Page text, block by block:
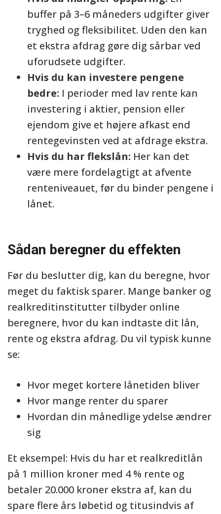
buffer på 3–6 måneders udgifter giver
tryghed og fleksibilitet. Uden den kan
et ekstra afdrag gøre dig sårbar ved
uforudsete udgifter.
Hvis du kan investere pengene
bedre: I perioder med lav rente kan
investering i aktier, pension eller
ejendom give et højere afkast end
rentegevinsten ved at afdrage ekstra.
Hvis du har flekslån: Her kan det
være mere fordelagtigt at afvente
renteniveauet, før du binder pengene i
lånet.
Sådan beregner du effekten
Før du beslutter dig, kan du beregne, hvor
meget du faktisk sparer. Mange banker og
realkreditinstitutter tilbyder online
beregnere, hvor du kan indtaste dit lån,
rente og ekstra afdrag. Du vil typisk kunne
se:
Hvor meget kortere lånetiden bliver
Hvor mange renter du sparer
Hvordan din månedlige ydelse ændrer
sig
Et eksempel: Hvis du har et realkreditlån
på 1 million kroner med 4 % rente og
betaler 20.000 kroner ekstra af, kan du
spare flere års løbetid og titusindvis af